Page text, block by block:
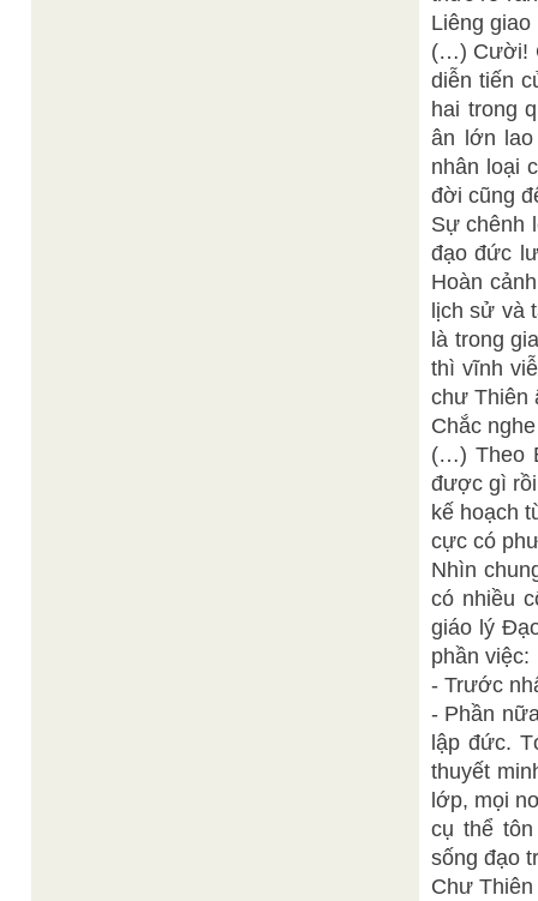
Liêng
(…) Cười!
diễn tiến
hai trong
ân lớn
nhân loại
đời cũng
Sự chênh
đạo đức
Hoàn
lịch sử và
là trong
thì vĩnh
chư Thiên
Chắc
(…) Theo
được gì
kế hoạch
cực có
Nhìn
có nhiều
giáo lý
phần việc:
- Trước
- Phần
lập đức.
thuyết
lớp, mọi
cụ thể
sống đạo
Chư